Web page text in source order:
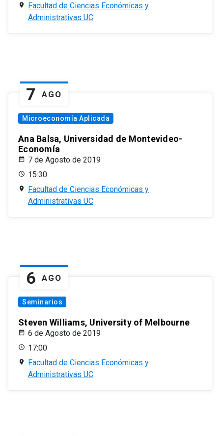
Facultad de Ciencias Económicas y
Administrativas UC
7 AGO
Microeconomía Aplicada
Ana Balsa, Universidad de Montevideo-
Economía
7 de Agosto de 2019
15:30
Facultad de Ciencias Económicas y
Administrativas UC
6 AGO
Seminarios
Steven Williams, University of Melbourne
6 de Agosto de 2019
17:00
Facultad de Ciencias Económicas y
Administrativas UC